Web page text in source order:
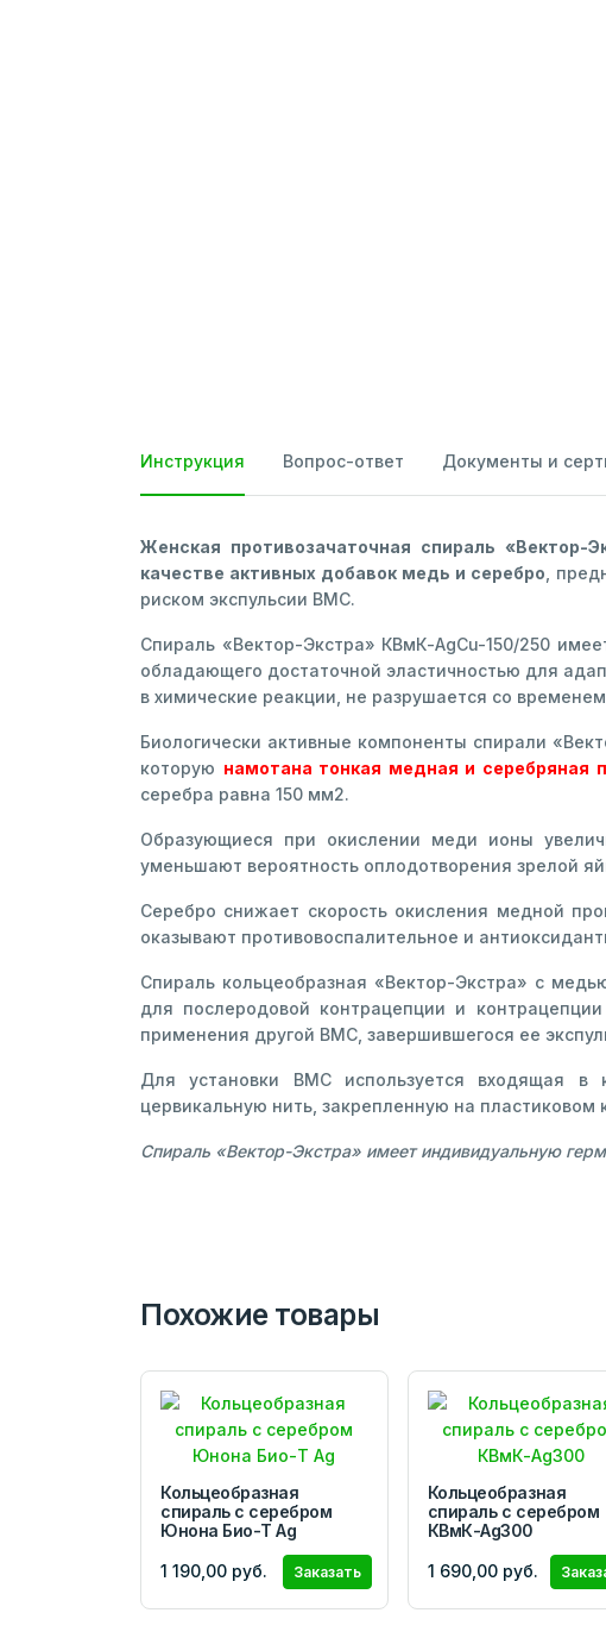
Инструкция Вопрос-ответ Документы и
Женская противозачаточная спираль «Вектор-
качестве активных добавок медь и серебро ,
риском экспульсии ВМС.
Спираль «Вектор-Экстра» КВмК-AgCu-150/250
обладающего достаточной эластичностью для
в химические реакции, не разрушается со
Биологически активные компоненты спирали
которую намотана тонкая медная и серебряная
серебра равна 150 мм2.
Образующиеся при окислении меди ионы
уменьшают вероятность оплодотворения зрелой
Серебро снижает скорость окисления медной
оказывают противовоспалительное и
Спираль кольцеобразная «Вектор-Экстра» с
для послеродовой контрацепции и
применения другой ВМС, завершившегося ее
Для установки ВМС используется входящая в
цервикальную нить, закрепленную на пластиковом
Спираль «Вектор-Экстра» имеет индивидуальную
Похожие товары
Кольцеобразная
спираль с серебром
Юнона Био-Т Ag
1 190,00 руб. Заказать
Кольцеобразная
спираль с серебром
КВмК-Ag300
1 690,00 руб.